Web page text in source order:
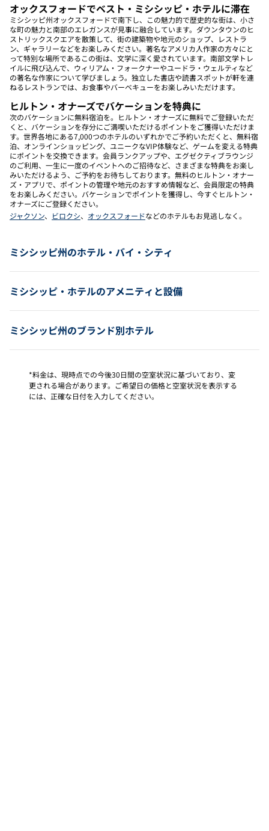
オックスフォードでベスト・ミシシッピ・ホテルに滞在
ミシシッピ州オックスフォードで南下し、この魅力的で歴史的な街は、小さ
な町の魅力と南部のエレガンスが見事に融合しています。ダウンタウンのヒ
ストリックスクエアを散策して、街の建築物や地元のショップ、レストラ
ン、ギャラリーなどをお楽しみください。著名なアメリカ人作家の方々にと
って特別な場所であるこの街は、文学に深く愛されています。南部文学トレ
イルに飛び込んで、ウィリアム・フォークナーやユードラ・ウェルティなど
の著名な作家について学びましょう。独立した書店や読書スポットが軒を連
ねるレストランでは、お食事やバーベキューをお楽しみいただけます。
ヒルトン・オナーズでバケーションを特典に
次のバケーションに無料宿泊を。ヒルトン・オナーズに無料でご登録いただ
くと、バケーションを存分にご満喫いただけるポイントをご獲得いただけま
す。世界各地にある7,000つのホテルのいずれかでご予約いただくと、無料宿
泊、オンラインショッピング、ユニークなVIP体験など、ゲームを変える特典
にポイントを交換できます。会員ランクアップや、エグゼクティブラウンジ
のご利用、一生に一度のイベントへのご招待など、さまざまな特典をお楽し
みいただけるよう、ご予約をお待ちしております。無料のヒルトン・オナー
ズ・アプリで、ポイントの管理や地元のおすすめ情報など、会員限定の特典
をお楽しみください。バケーションでポイントを獲得し、今すぐヒルトン・
オナーズにご登録ください。
ジャクソン、 ビロクシ、 オックスフォードなどのホテルもお見逃しなく。
ミシシッピ州のホテル・バイ・シティ
ミシシッピ・ホテルのアメニティと設備
ミシシッピ州のブランド別ホテル
*料金は、現時点での今後30日間の空室状況に基づいており、変
更される場合があります。ご希望日の価格と空室状況を表示する
には、正確な日付を入力してください。